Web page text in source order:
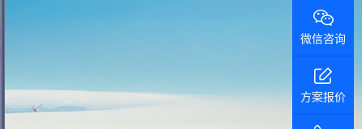
微信咨询
方案报价